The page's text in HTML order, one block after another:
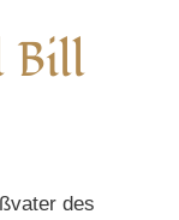
Bill
des